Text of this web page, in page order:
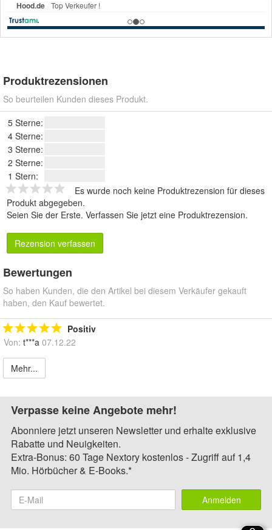
Produktrezensionen
So beurteilen Kunden dieses Produkt.
5 Sterne:
4 Sterne:
3 Sterne:
2 Sterne:
1 Stern:
Es wurde noch keine Produktrezension für dieses
Produkt abgegeben.
Seien Sie der Erste. Verfassen Sie jetzt eine Produktrezension.
Rezension verfassen
Bewertungen
So haben Kunden, die den Artikel bei diesem Verkäufer gekauft
haben, den Kauf bewertet.
Positiv
Von: t***a 07.12.22
Mehr...
Verpasse keine Angebote mehr!
Abonniere jetzt unseren Newsletter und erhalte exklusive
Rabatte und Neuigkeiten.
Extra-Bonus: 60 Tage Nextory kostenlos - Zugriff auf 1,4
Mio. Hörbücher & E-Books.*
Anmelden